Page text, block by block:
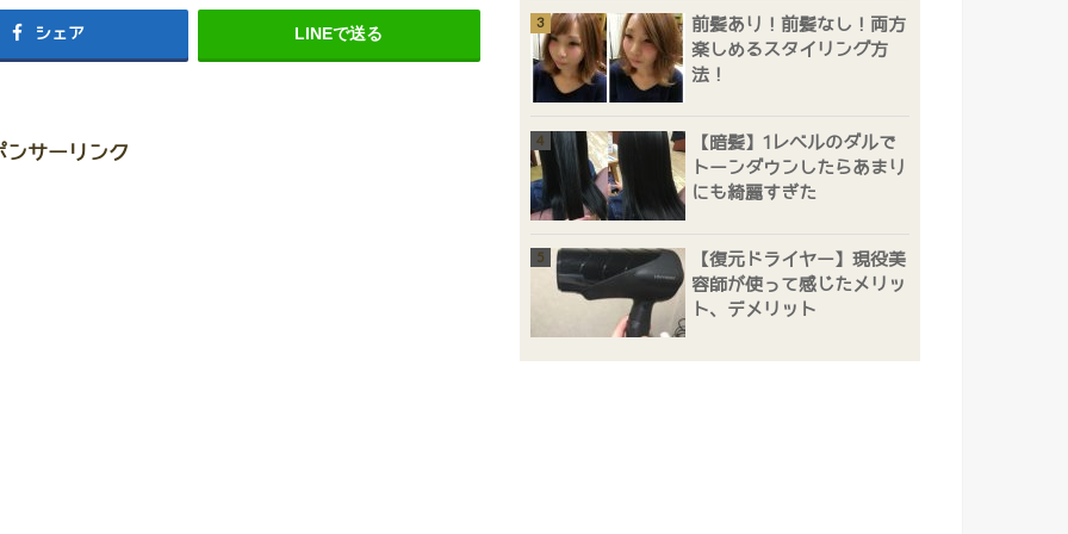
シェア LINEで送る
ンサーリンク
前髪あり！前髪なし！両方
楽しめるスタイリング方
法！
【暗髪】1レベルのダルで
トーンダウンしたらあまり
にも綺麗すぎた
【復元ドライヤー】現役美
容師が使って感じたメリッ
ト、デメリット